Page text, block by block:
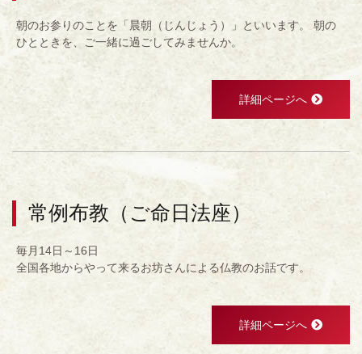
朝のお参りのことを「晨朝（じんじょう）」といいます。 朝の
ひとときを、ご一緒に過ごしてみませんか。
詳細ページへ
常例布教（ご命日法座）
毎月14日～16日
全国各地からやって来るお坊さんによる仏教のお話です。
詳細ページへ